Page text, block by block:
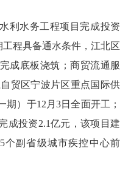
利水务工程项目完成投资
程具备通水条件，江北区
成底板浇筑；商贸流通服
贸区宁波片区重点国际供
）于12月3日全面开工；
成投资2.1亿元，该项目建
个副省级城市疾控中心前